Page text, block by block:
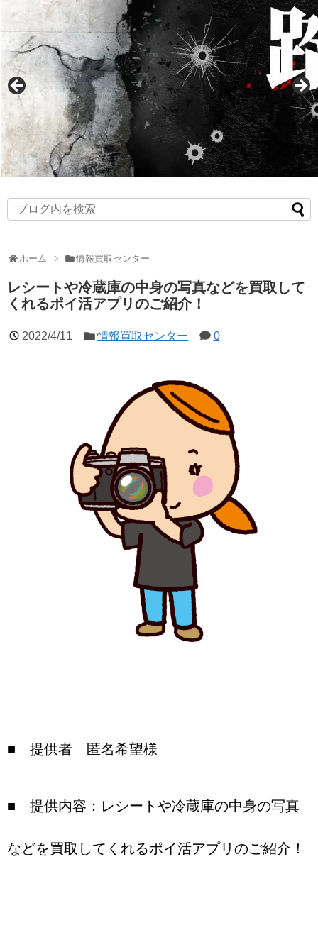
ホーム 情報買取センター
レシートや冷蔵庫の中身の写真などを買取して
くれるポイ活アプリのご紹介！
2022/4/11 情報買取センター 0
■ 提供者 匿名希望様
■ 提供内容：レシートや冷蔵庫の中身の写真
などを買取してくれるポイ活アプリのご紹介！